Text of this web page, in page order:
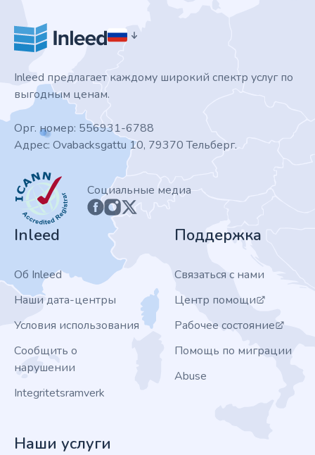
Inleed предлагает каждому широкий спектр услуг по
выгодным ценам.
Орг. номер: 556931-6788
Адрес: Ovabacksgattu 10, 79370 Тельберг.
ICANN
Социальные медиа
Inleed
Об Inleed
Наши дата-центры
Условия использования
Сообщить о
нарушении
Integritetsramverk
Поддержка
Связаться с нами
Центр помощи
Рабочее состояние
Помощь по миграции
Abuse
Наши услуги